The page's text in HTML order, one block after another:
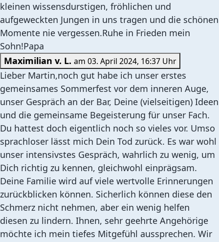
kleinen wissensdurstigen, fröhlichen und
aufgeweckten Jungen in uns tragen und die schönen
Momente nie vergessen.Ruhe in Frieden mein
Sohn!Papa
Maximilian v. L.
am 03. April 2024, 16:37 Uhr
Lieber Martin,noch gut habe ich unser erstes
gemeinsames Sommerfest vor dem inneren Auge,
unser Gespräch an der Bar, Deine (vielseitigen) Ideen
und die gemeinsame Begeisterung für unser Fach.
Du hattest doch eigentlich noch so vieles vor. Umso
sprachloser lässt mich Dein Tod zurück. Es war wohl
unser intensivstes Gespräch, wahrlich zu wenig, um
Dich richtig zu kennen, gleichwohl einprägsam.
Deine Familie wird auf viele wertvolle Erinnerungen
zurückblicken können. Sicherlich können diese den
Schmerz nicht nehmen, aber ein wenig helfen
diesen zu lindern. Ihnen, sehr geehrte Angehörige
möchte ich mein tiefes Mitgefühl aussprechen. Wir